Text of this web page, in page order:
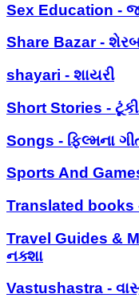
Sex Education -
Share Bazar -
shayari - શાયરી
Short Stories - ટૂંકી
Songs - ફિલ્મના
Sports And
Translated
Travel Guides &
નક્શા
Vastushastra -